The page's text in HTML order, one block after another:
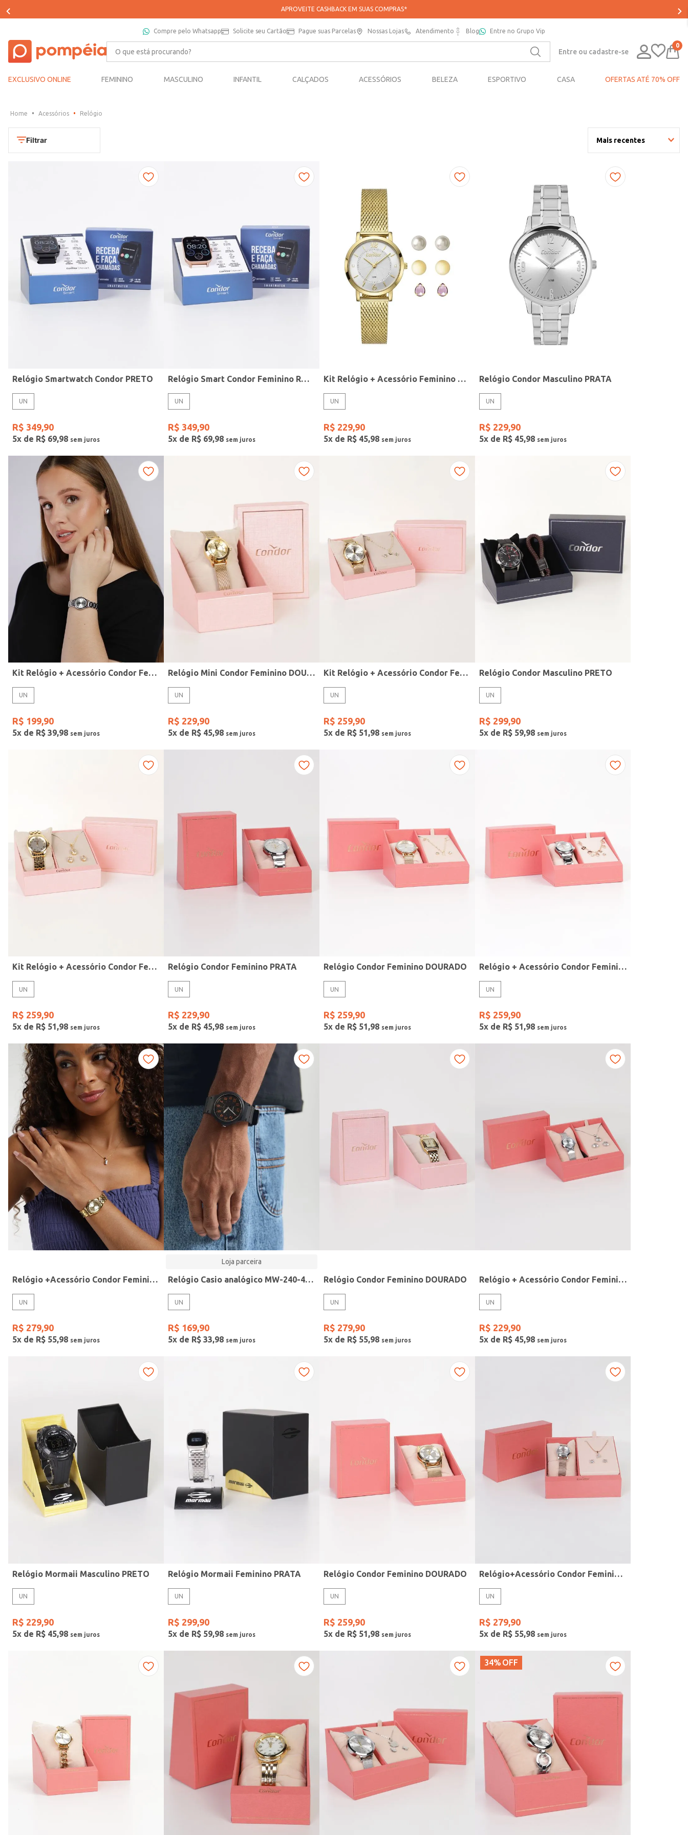
APROVEITE CASHBACK EM SUAS COMPRAS*
Compre pelo Whatsapp Solicite seu Cartão Pague suas Parcelas Nossas Lojas Atendimento Blog Entre no Grupo Vip
O que está procurando?
Entre ou cadastre-se
0
EXCLUSIVO ONLINE FEMININO MASCULINO INFANTIL CALÇADOS ACESSÓRIOS BELEZA ESPORTIVO CASA OFERTAS ATÉ 70% OFF
Acessórios Relógio
Filtrar Mais recentes
UN
Mormaii
Casio
Gang
Preto
Rose
Vermelho
Estilo
Fitness
Modelo
Modelo de Pulseira
Faixas de preço
– R$ 390,00
Relógio Smartwatch Condor PRETO
UN
R$ 349,90
5x de R$ 69,98
Relógio Smart Condor Feminino ROSE
UN
R$ 349,90
5x de R$ 69,98
Kit Relógio + Acessório Feminino DOURADO
UN
R$ 229,90
5x de R$ 45,98
Relógio Condor Masculino PRATA
UN
R$ 229,90
5x de R$ 45,98
Kit Relógio + Acessório Condor Feminino PRATA
UN
R$ 199,90
5x de R$ 39,98
Relógio Mini Condor Feminino DOURADO
UN
R$ 229,90
5x de R$ 45,98
Kit Relógio + Acessório Condor Feminino DOURADO
UN
R$ 259,90
5x de R$ 51,98
Relógio Condor Masculino PRETO
UN
R$ 299,90
5x de R$ 59,98
Kit Relógio + Acessório Condor Feminino DOURADO
UN
R$ 259,90
5x de R$ 51,98
Relógio Condor Feminino PRATA
UN
R$ 229,90
5x de R$ 45,98
Relógio Condor Feminino DOURADO
UN
R$ 259,90
5x de R$ 51,98
Relógio + Acessório Condor Feminino PRATA
UN
R$ 259,90
5x de R$ 51,98
Relógio +Acessório Condor Feminino DOURADO
UN
R$ 279,90
5x de R$ 55,98
Loja parceira
Relógio Casio analógico MW-240-4BVDF-SC
UN
R$ 169,90
5x de R$ 33,98
Relógio Condor Feminino DOURADO
UN
R$ 279,90
5x de R$ 55,98
Relógio + Acessório Condor Feminino PRATA
UN
R$ 229,90
5x de R$ 45,98
Relógio Mormaii Masculino PRETO
UN
R$ 229,90
5x de R$ 45,98
Relógio Mormaii Feminino PRATA
UN
R$ 299,90
5x de R$ 59,98
Relógio Condor Feminino DOURADO
UN
R$ 259,90
5x de R$ 51,98
Relógio+Acessório Condor Feminino ROSE
UN
R$ 279,90
5x de R$ 55,98
34% OFF